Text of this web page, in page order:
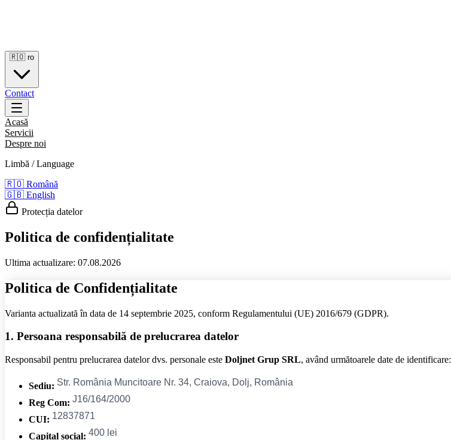
🇷🇴 ro
Contact
Acasă
Servicii
Despre noi
Limbă / Language
🇷🇴 Română
🇬🇧 English
Protecția datelor
Politica de confidențialitate
Ultima actualizare: 07.08.2026
Politica de Confidențialitate
Varianta actualizată în data de 14 septembrie 2025, conform Regulamentului (UE) 2016/679 (GDPR).
1. Persoana responsabilă de prelucrarea datelor
Responsabil pentru prelucrarea datelor dvs. personale este Doljnet Grup SRL, având următoarele date de identificare:
Sediu:
Reg Com:
CUI:
Capital social: